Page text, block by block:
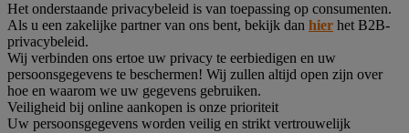
Het onderstaande privacybeleid is van toepassing op consumenten.
Als u een zakelijke partner van ons bent, bekijk dan hier het B2B-
privacybeleid.
Wij verbinden ons ertoe uw privacy te eerbiedigen en uw
persoonsgegevens te beschermen! Wij zullen altijd open zijn over
hoe en waarom we uw gegevens gebruiken.
Veiligheid bij online aankopen is onze prioriteit
Uw persoonsgegevens worden veilig en strikt vertrouwelijk